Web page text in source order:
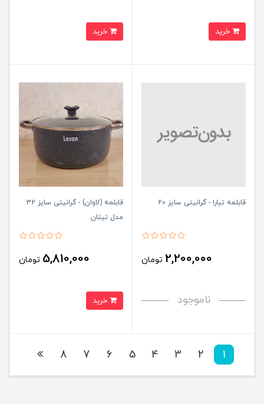
قابلمه تیارا - گرانیتی سایز 20
2,200,000 تومان
ناموجود
قابلمه (لاوان) - گرانیتی سایز 32
مدل تیتان
5,810,000 تومان
1
2
3
4
5
6
7
8